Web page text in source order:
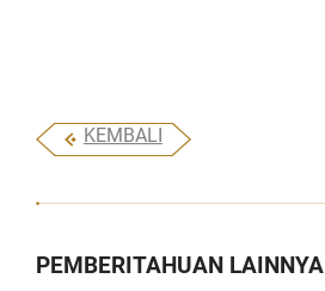
KEMBALI
PEMBERITAHUAN LAINNYA